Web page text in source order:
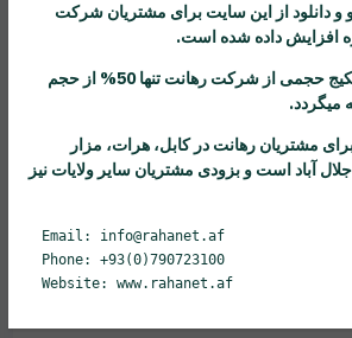
17 دقیقه
16 دقیقه
14 دقیقه
18 دقیقه
13 دقیقه
دانلود از این سایت برای مشتریان شرکت
افزایش داده شده است.
حجمی از شرکت رهانت
تنها 50% از حجم
میگردد.
مشتریان رهانت در کابل، هرات، مزار
آباد است و بزودی مشتریان سایر ولایات نیز
Email: info@rahanet.af
Phone: +93(0)790723100
Website: www.rahanet.af